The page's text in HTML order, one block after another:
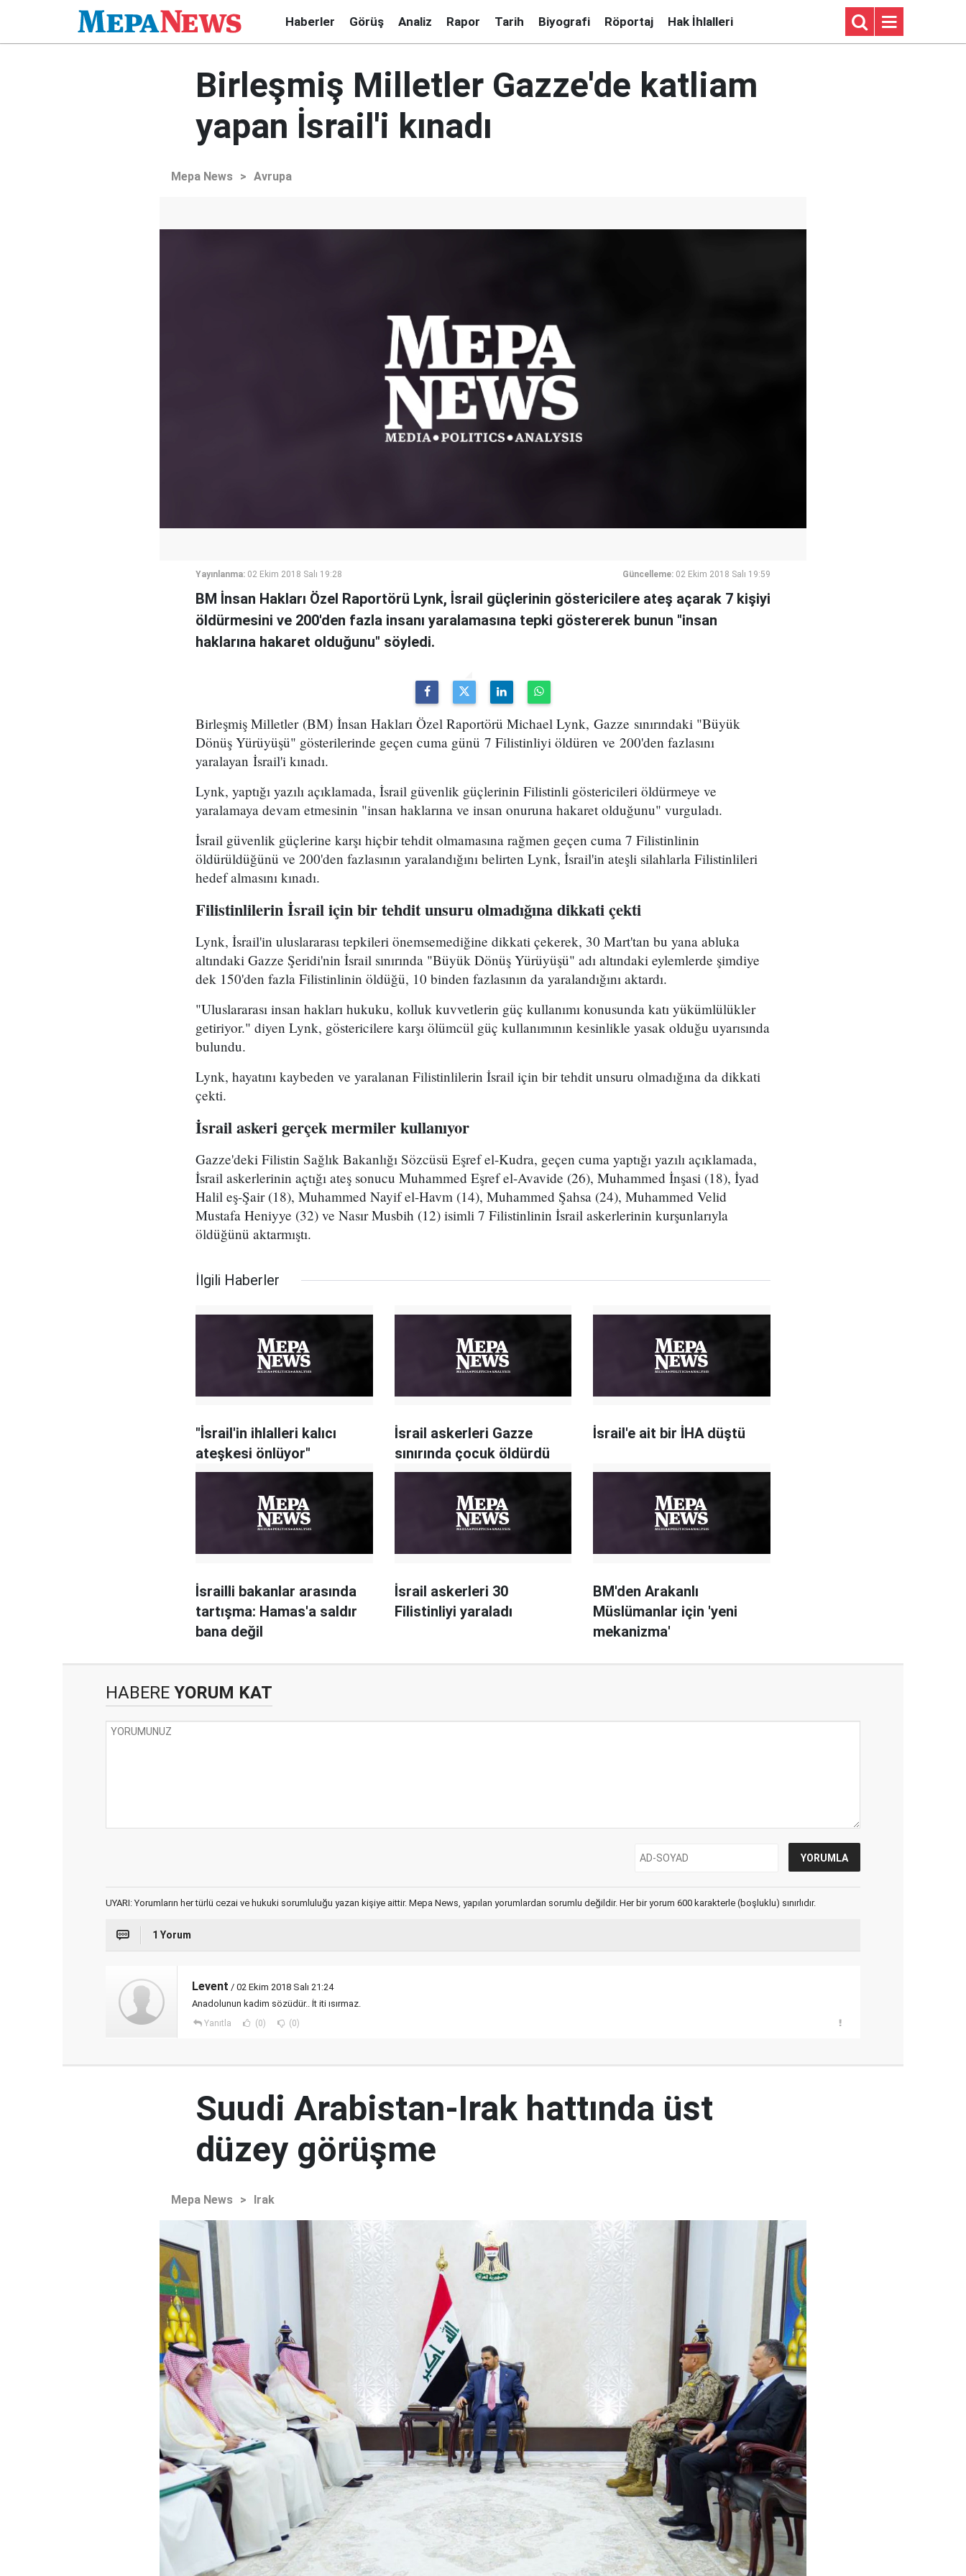
Haberler Görüş Analiz Rapor Tarih Biyografi Röportaj Hak İhlalleri
Birleşmiş Milletler Gazze'de katliam
yapan İsrail'i kınadı
Mepa News > Avrupa
Yayınlanma: 02 Ekim 2018 Salı 19:28 Güncelleme: 02 Ekim 2018 Salı 19:59
BM İnsan Hakları Özel Raportörü Lynk, İsrail güçlerinin göstericilere ateş açarak 7 kişiyi
öldürmesini ve 200'den fazla insanı yaralamasına tepki göstererek bunun "insan
haklarına hakaret olduğunu" söyledi.
Birleşmiş Milletler (BM) İnsan Hakları Özel Raportörü Michael Lynk, Gazze sınırındaki "Büyük
Dönüş Yürüyüşü" gösterilerinde geçen cuma günü 7 Filistinliyi öldüren ve 200'den fazlasını
yaralayan İsrail'i kınadı.
Lynk, yaptığı yazılı açıklamada, İsrail güvenlik güçlerinin Filistinli göstericileri öldürmeye ve
yaralamaya devam etmesinin "insan haklarına ve insan onuruna hakaret olduğunu" vurguladı.
İsrail güvenlik güçlerine karşı hiçbir tehdit olmamasına rağmen geçen cuma 7 Filistinlinin
öldürüldüğünü ve 200'den fazlasının yaralandığını belirten Lynk, İsrail'in ateşli silahlarla Filistinlileri
hedef almasını kınadı.
Filistinlilerin İsrail için bir tehdit unsuru olmadığına dikkati çekti
Lynk, İsrail'in uluslararası tepkileri önemsemediğine dikkati çekerek, 30 Mart'tan bu yana abluka
altındaki Gazze Şeridi'nin İsrail sınırında "Büyük Dönüş Yürüyüşü" adı altındaki eylemlerde şimdiye
dek 150'den fazla Filistinlinin öldüğü, 10 binden fazlasının da yaralandığını aktardı.
"Uluslararası insan hakları hukuku, kolluk kuvvetlerin güç kullanımı konusunda katı yükümlülükler
getiriyor." diyen Lynk, göstericilere karşı ölümcül güç kullanımının kesinlikle yasak olduğu uyarısında
bulundu.
Lynk, hayatını kaybeden ve yaralanan Filistinlilerin İsrail için bir tehdit unsuru olmadığına da dikkati
çekti.
İsrail askeri gerçek mermiler kullanıyor
Gazze'deki Filistin Sağlık Bakanlığı Sözcüsü Eşref el-Kudra, geçen cuma yaptığı yazılı açıklamada,
İsrail askerlerinin açtığı ateş sonucu Muhammed Eşref el-Avavide (26), Muhammed İnşasi (18), İyad
Halil eş-Şair (18), Muhammed Nayif el-Havm (14), Muhammed Şahsa (24), Muhammed Velid
Mustafa Heniyye (32) ve Nasır Musbih (12) isimli 7 Filistinlinin İsrail askerlerinin kurşunlarıyla
öldüğünü aktarmıştı.
İlgili Haberler
"İsrail'in ihlalleri kalıcı
ateşkesi önlüyor"
İsrail askerleri Gazze
sınırında çocuk öldürdü
İsrail'e ait bir İHA düştü
İsrailli bakanlar arasında
tartışma: Hamas'a saldır
bana değil
İsrail askerleri 30
Filistinliyi yaraladı
BM'den Arakanlı
Müslümanlar için 'yeni
mekanizma'
HABERE YORUM KAT
UYARI: Yorumların her türlü cezai ve hukuki sorumluluğu yazan kişiye aittir. Mepa News, yapılan yorumlardan sorumlu değildir. Her bir yorum 600 karakterle (boşluklu) sınırlıdır.
1 Yorum
Levent / 02 Ekim 2018 Salı 21:24
Anadolunun kadim sözüdür.. İt iti ısırmaz.
Yanıtla (0) (0)
Suudi Arabistan-Irak hattında üst
düzey görüşme
Mepa News > Irak